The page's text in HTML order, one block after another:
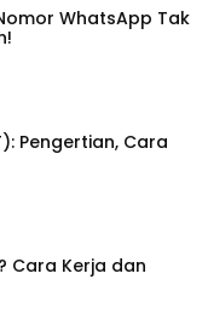
WhatsApp Tak
Pengertian, Cara
Cara Kerja dan